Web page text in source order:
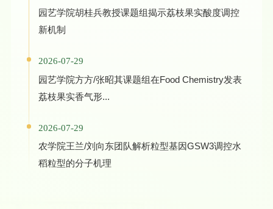
园艺学院胡桂兵教授课题组揭示荔枝果实酸度调控
新机制
2026-07-29
园艺学院方方/张昭其课题组在Food Chemistry发表
荔枝果实香气形...
2026-07-29
农学院王兰/刘向东团队解析粒型基因GSW3调控水
稻粒型的分子机理